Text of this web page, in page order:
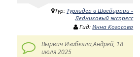
Тур: Турлидер в Швейцарии -
Ледниковый экспресс
Гид:Инна Когосова
Вырвич Изабелла,Андрей, 18
июля 2025